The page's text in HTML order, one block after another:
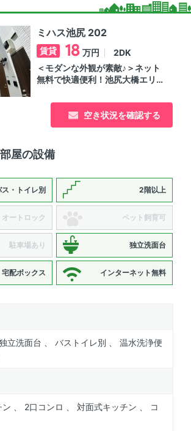
ミハス池尻 202
賃貸 18 万円
2DK
＜モダンな外観が素敵♪＞ネット
無料で快適便利！池尻大橋エリア
空き状況を確認する
屋の設備
ス・トイレ別 2階以上
オートロック ペット飼育可
駐車場あり 独立洗面台
宅配ボックス インターネット無料
立洗面台 、 バストイレ別 、 温水洗浄便
、 2口コンロ 、 対面式キッチン 、 コ